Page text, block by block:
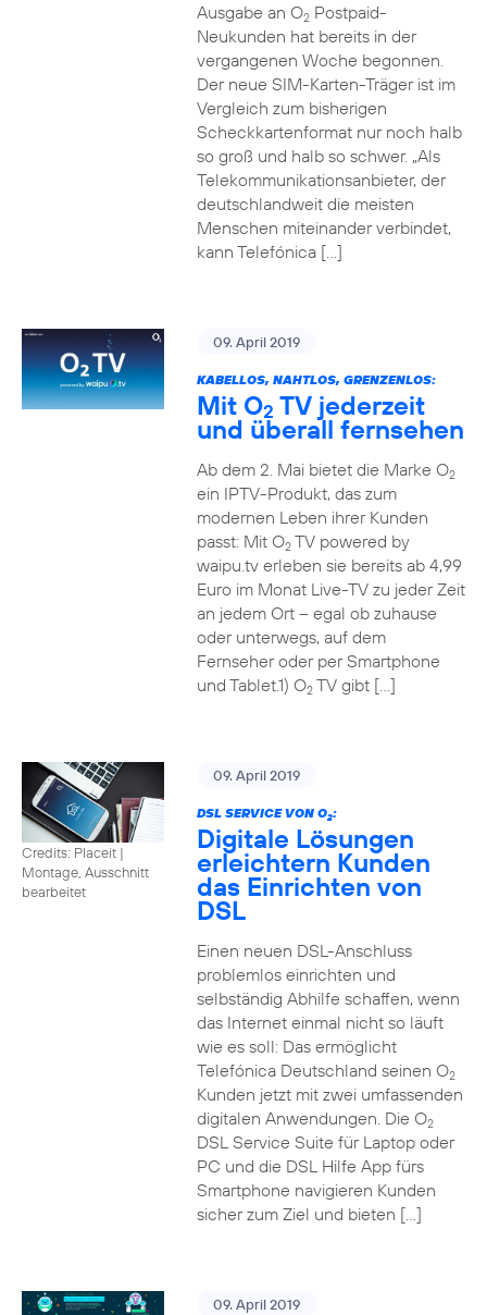
Ausgabe an O2Postpaid-
Neukunden hat bereits in der
vergangenen Woche begonnen.
Der neue SIM-Karten-Träger ist im
Vergleich zum bisherigen
Scheckkartenformat nur noch halb
so groß und halb so schwer. „Als
Telekommunikationsanbieter, der
deutschlandweit die meisten
Menschen miteinander verbindet,
kann Telefónica […]
09. April 2019
KABELLOS, NAHTLOS, GRENZENLOS:
Mit O2 TV jederzeit
und überall fernsehen
Ab dem 2. Mai bietet die Marke O2
ein IPTV-Produkt, das zum
modernen Leben ihrer Kunden
passt: Mit O2TV powered by
waipu.tv erleben sie bereits ab 4,99
Euro im Monat Live-TV zu jeder Zeit
an jedem Ort – egal ob zuhause
oder unterwegs, auf dem
Fernseher oder per Smartphone
und Tablet.1) O2TV gibt […]
Credits: Placeit |
Montage, Ausschnitt
bearbeitet
09. April 2019
DSL SERVICE VON O2:
Digitale Lösungen
erleichtern Kunden
das Einrichten von
DSL
Einen neuen DSL-Anschluss
problemlos einrichten und
selbständig Abhilfe schaffen, wenn
das Internet einmal nicht so läuft
wie es soll: Das ermöglicht
Telefónica Deutschland seinen O2
Kunden jetzt mit zwei umfassenden
digitalen Anwendungen. Die O2
DSL Service Suite für Laptop oder
PC und die DSL Hilfe App fürs
Smartphone navigieren Kunden
sicher zum Ziel und bieten […]
09. April 2019